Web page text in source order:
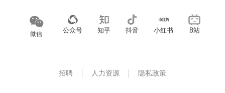
微信 公众号 知乎 抖音 小红书 B站
招聘 人力资源 隐私政策